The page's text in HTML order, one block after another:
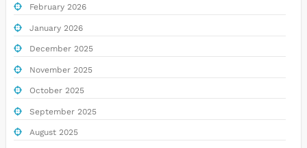
February 2026
January 2026
December 2025
November 2025
October 2025
September 2025
August 2025